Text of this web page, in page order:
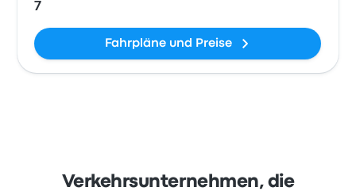
7
Fahrpläne und Preise
Verkehrsunternehmen, die